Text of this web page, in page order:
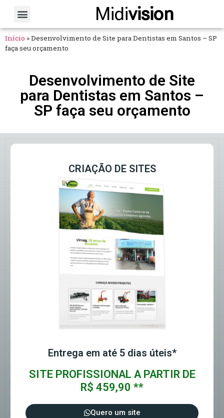
Midivision
Início »Desenvolvimento de Site para Dentistas em Santos – SP
faça seu orçamento
Desenvolvimento de Site
para Dentistas em Santos –
SP faça seu orçamento
CRIAÇÃO DE SITES
Entrega em até 5 dias úteis*
SITE PROFISSIONAL A PARTIR DE
R$ 459,90 **
Quero um site